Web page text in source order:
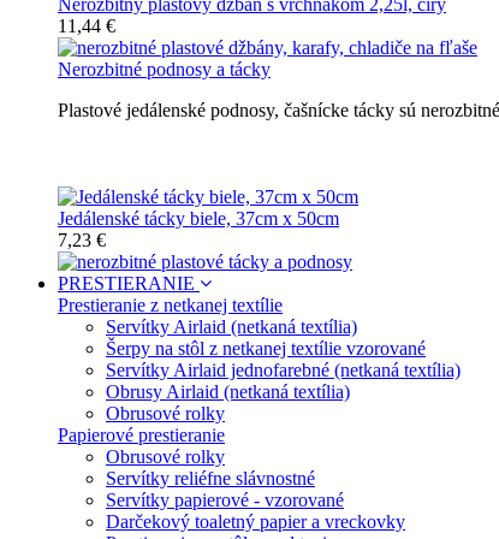
Nerozbitný plastový džbán s vrchnákom 2,25l, číry
11,44 €
Nerozbitné podnosy a tácky
Plastové jedálenské podnosy, čašnícke tácky sú
Jedálenské tácky biele, 37cm x 50cm
7,23 €
PRESTIERANIE
Prestieranie z netkanej textílie
Servítky Airlaid (netkaná textília)
Šerpy na stôl z netkanej textílie vzorované
Servítky Airlaid jednofarebné (netkaná textília)
Obrusy Airlaid (netkaná textília)
Obrusové rolky
Papierové prestieranie
Obrusové rolky
Servítky reliéfne slávnostné
Servítky papierové - vzorované
Darčekový toaletný papier a vreckovky